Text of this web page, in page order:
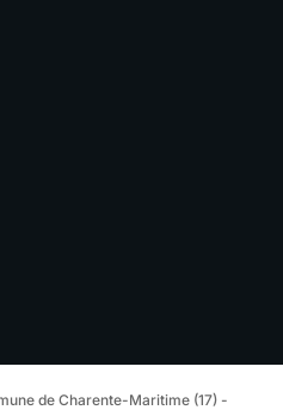
de Charente-Maritime (17) -